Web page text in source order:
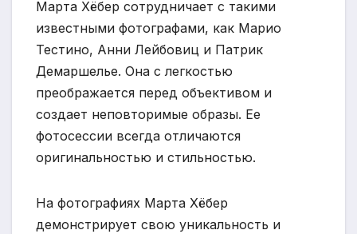
Марта Хёбер сотрудничает с такими
известными фотографами, как Марио
Тестино, Анни Лейбовиц и Патрик
Демаршелье. Она с легкостью
преображается перед объективом и
создает неповторимые образы. Ее
фотосессии всегда отличаются
оригинальностью и стильностью.
На фотографиях Марта Хёбер
демонстрирует свою уникальность и